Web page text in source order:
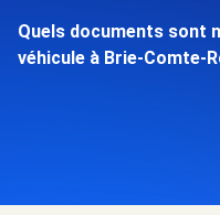
Quels documents sont
véhicule à Brie-Comte-